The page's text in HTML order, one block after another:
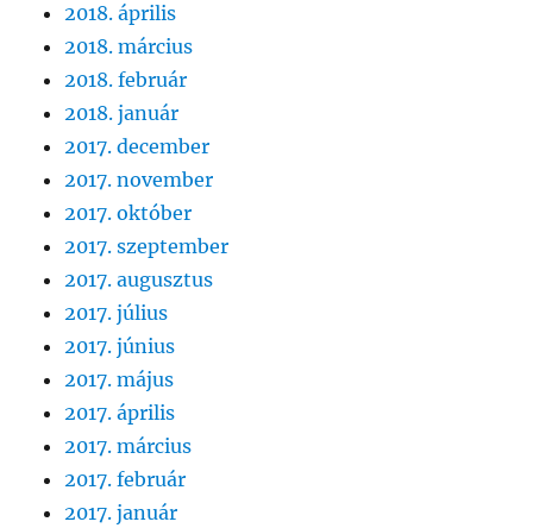
2018. április
2018. március
2018. február
2018. január
2017. december
2017. november
2017. október
2017. szeptember
2017. augusztus
2017. július
2017. június
2017. május
2017. április
2017. március
2017. február
2017. január